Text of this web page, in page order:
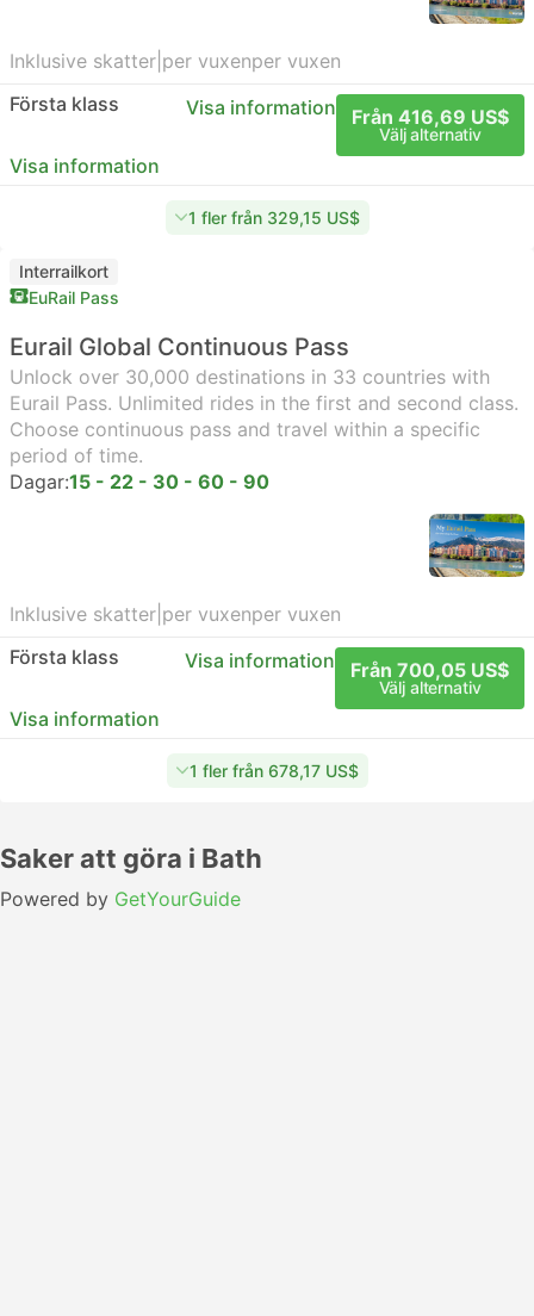
Inklusive skatter per vuxenper vuxen
Första klass
Visa information Från 416,69 US$
Välj alternativ
Visa information
1 fler från 329,15 US$
Interrailkort
EuRail Pass
Eurail Global Continuous Pass
Unlock over 30,000 destinations in 33 countries with
Eurail Pass. Unlimited rides in the first and second class.
Choose continuous pass and travel within a specific
period of time.
Dagar:15 - 22 - 30 - 60 - 90
Inklusive skatter per vuxenper vuxen
Första klass
Visa information Från 700,05 US$
Välj alternativ
Visa information
1 fler från 678,17 US$
Saker att göra i Bath
Powered by GetYourGuide